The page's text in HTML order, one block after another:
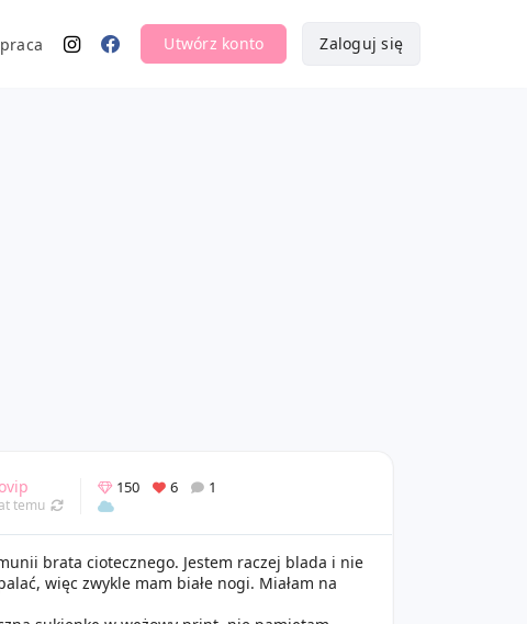
Utwórz konto Zaloguj się
temu
150 6 1
brata ciotecznego. Jestem raczej blada i nie
więc zwykle mam białe nogi. Miałam na